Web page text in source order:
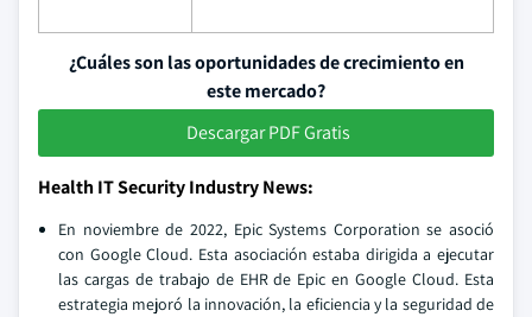
¿Cuáles son las oportunidades de crecimiento en
este mercado?
Descargar PDF Gratis
Health IT Security Industry News:
En noviembre de 2022, Epic Systems Corporation se asoció
con Google Cloud. Esta asociación estaba dirigida a ejecutar
las cargas de trabajo de EHR de Epic en Google Cloud. Esta
estrategia mejoró la innovación, la eficiencia y la seguridad de